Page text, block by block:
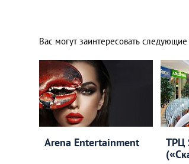
Вас могут заинтересовать
Arena Entertainment
ТРЦ